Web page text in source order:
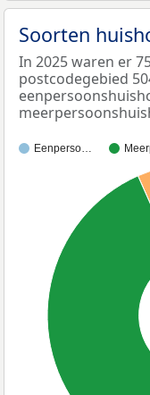
Soorten
In 2025 waren er
postcodegebied
Eenperso…